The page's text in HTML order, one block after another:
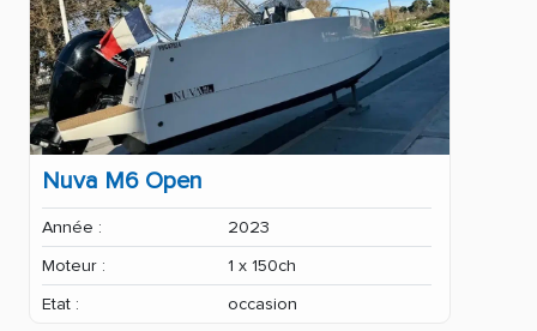
Nuva M6 Open
Année :
2023
Moteur :
1 x 150ch
Etat :
occasion